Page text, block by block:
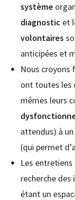
système
diagnostic et
volontaires
anticipées et
Nous croyons
ont toutes les
mêmes leurs
attendus) à un
(qui permet
Les
recherche
étant un